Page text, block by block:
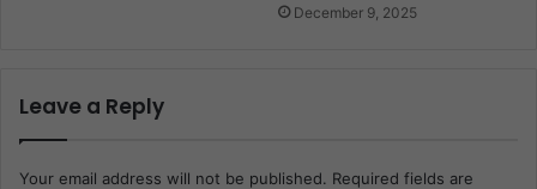
December 9, 2025
Leave a Reply
Your email address will not be published. Required fields are